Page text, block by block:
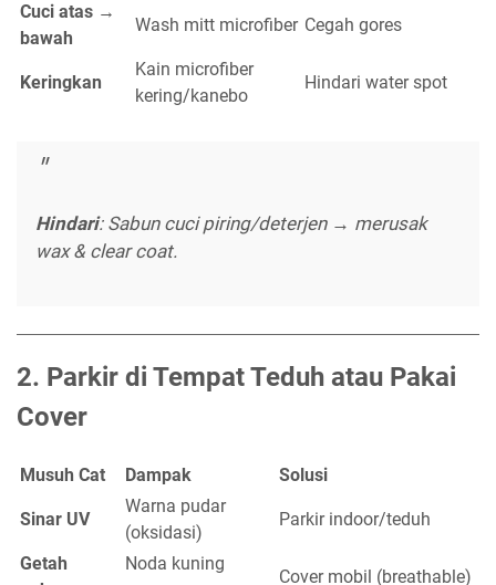
Cuci atas →
bawah
Wash mitt microfiber Cegah gores
Keringkan
Kain microfiber
kering/kanebo
Hindari water spot
Hindari: Sabun cuci piring/deterjen → merusak
wax & clear coat.
2. Parkir di Tempat Teduh atau Pakai
Cover
Musuh Cat Dampak Solusi
Sinar UV
Warna pudar
(oksidasi)
Parkir indoor/teduh
Getah
Noda kuning
Cover mobil (breathable)